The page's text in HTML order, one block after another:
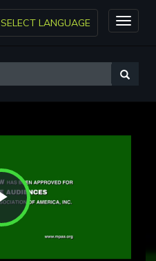
Toggle
SELECT LANGUAGE
Play